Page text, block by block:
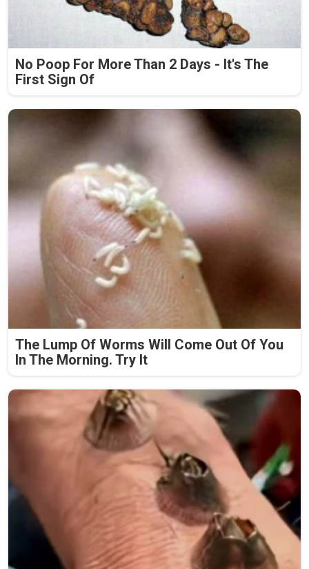
No Poop For More Than 2 Days - It's The
First Sign Of
The Lump Of Worms Will Come Out Of You
In The Morning. Try It